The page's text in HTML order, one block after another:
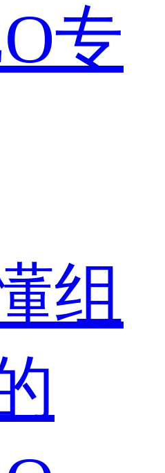
专
组